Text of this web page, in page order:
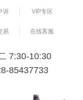
诉 VIP专区
易 在线客服
7:30-10:30
85437733